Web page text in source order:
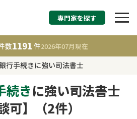
相続税申告・相続手
す
静岡県
事務所 1191
専門家を探す
数1191 件2026年07月現在
行手続きに強い司法書士
続きに強い司法書士
可】（2件）